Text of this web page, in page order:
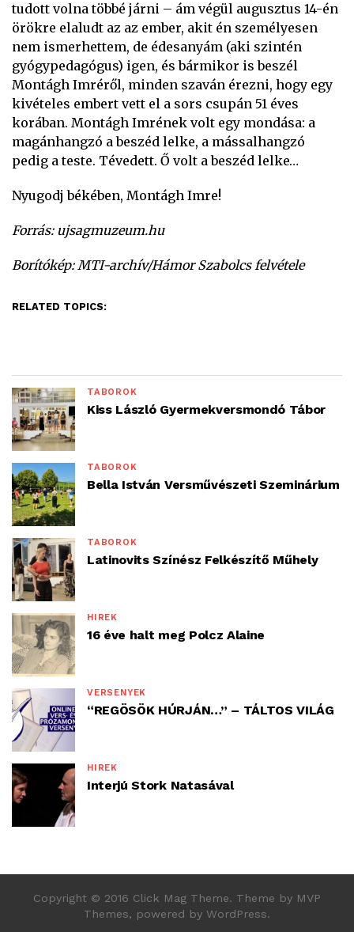
tudott volna többé járni – ám végül augusztus 14-én
örökre elaludt az az ember, akit én személyesen
nem ismerhettem, de édesanyám (aki szintén
gyógypedagógus) igen, és bármikor is beszél
Montágh Imréről, minden szaván érezni, hogy egy
kivételes embert vett el a sors csupán 51 éves
korában. Montágh Imrének volt egy mondása: a
magánhangzó a beszéd lelke, a mássalhangzó
pedig a teste. Tévedett. Ő volt a beszéd lelke…
Nyugodj békében, Montágh Imre!
Forrás: ujsagmuzeum.hu
Borítókép: MTI-archív/Hámor Szabolcs felvétele
RELATED TOPICS:
TÁBOROK
Kiss László Gyermekversmondó Tábor
TÁBOROK
Bella István Versművészeti Szeminárium
TÁBOROK
Latinovits Színész Felkészítő Műhely
HÍREK
16 éve halt meg Polcz Alaine
VERSENYEK
“REGÖSÖK HÚRJÁN…” – TÁLTOS VILÁG
HÍREK
Interjú Stork Natasával
Copyright © 2016 Click Mag Theme. Theme by MVP
Themes, powered by WordPress.